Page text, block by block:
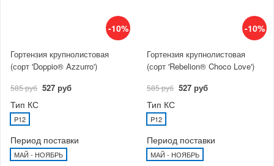
-10%
Гортензия крупнолистовая
(сорт 'Doppio® Azzurro')
585 руб 527 руб
Тип КС
P12
Период поставки
МАЙ - НОЯБРЬ
-10%
Гортензия крупнолистовая
(сорт 'Rebelion® Choco Love')
585 руб 527 руб
Тип КС
P12
Период поставки
МАЙ - НОЯБРЬ